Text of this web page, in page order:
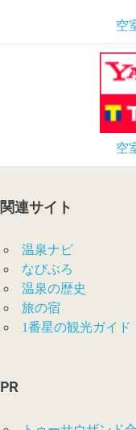
空
空
関連サイト
温泉ナビ
なびぶろ
温泉の歴史
旅の宿
1番星の観光ガイド
PR